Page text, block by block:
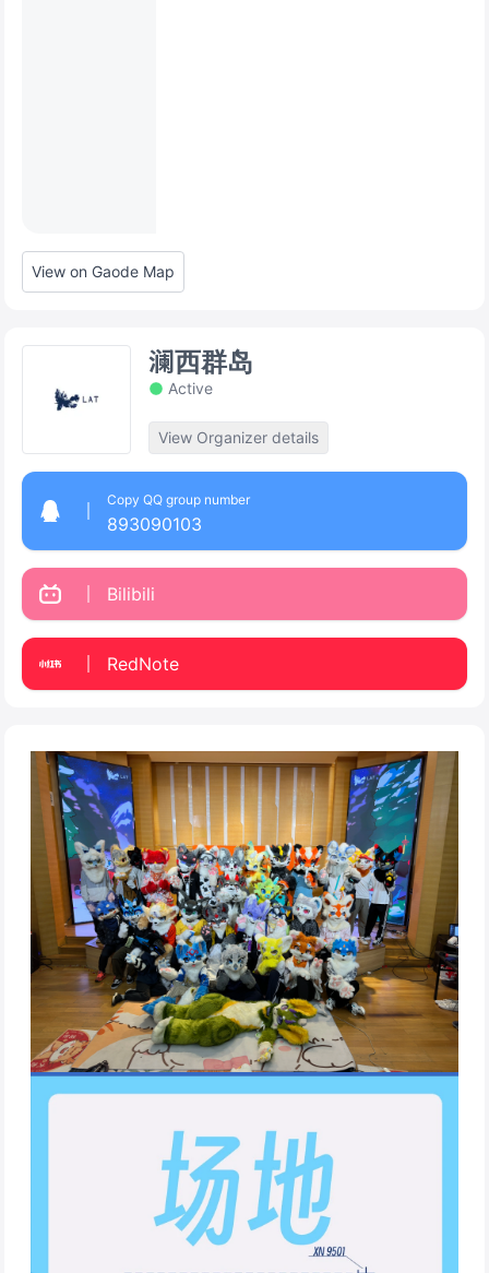
View on Gaode Map
澜西群岛
Active
View Organizer details
Copy QQ group number
893090103
Bilibili
RedNote